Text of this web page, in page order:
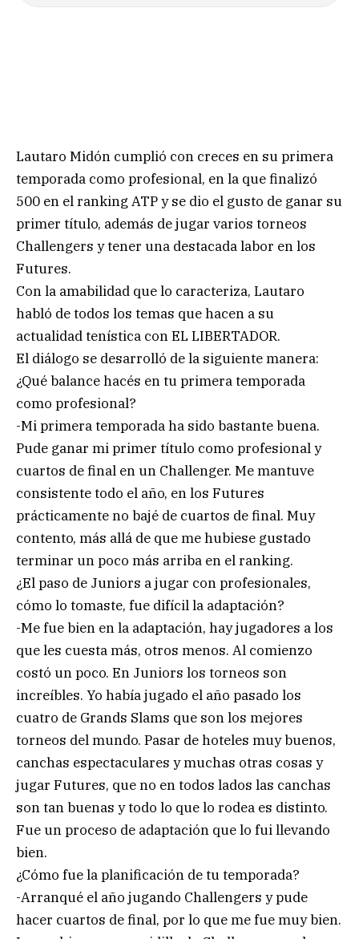
Lautaro Midón cumplió con creces en su primera
temporada como profesional, en la que finalizó
500 en el ranking ATP y se dio el gusto de ganar su
primer título, además de jugar varios torneos
Challengers y tener una destacada labor en los
Futures.
Con la amabilidad que lo caracteriza, Lautaro
habló de todos los temas que hacen a su
actualidad tenística con EL LIBERTADOR.
El diálogo se desarrolló de la siguiente manera:
¿Qué balance hacés en tu primera temporada
como profesional?
-Mi primera temporada ha sido bastante buena.
Pude ganar mi primer título como profesional y
cuartos de final en un Challenger. Me mantuve
consistente todo el año, en los Futures
prácticamente no bajé de cuartos de final. Muy
contento, más allá de que me hubiese gustado
terminar un poco más arriba en el ranking.
¿El paso de Juniors a jugar con profesionales,
cómo lo tomaste, fue difícil la adaptación?
-Me fue bien en la adaptación, hay jugadores a los
que les cuesta más, otros menos. Al comienzo
costó un poco. En Juniors los torneos son
increíbles. Yo había jugado el año pasado los
cuatro de Grands Slams que son los mejores
torneos del mundo. Pasar de hoteles muy buenos,
canchas espectaculares y muchas otras cosas y
jugar Futures, que no en todos lados las canchas
son tan buenas y todo lo que lo rodea es distinto.
Fue un proceso de adaptación que lo fui llevando
bien.
¿Cómo fue la planificación de tu temporada?
-Arranqué el año jugando Challengers y pude
hacer cuartos de final, por lo que me fue muy bien.